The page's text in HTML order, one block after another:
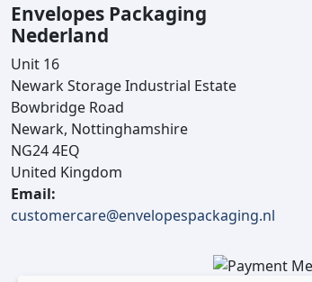
Envelopes Packaging
Nederland
Unit 16
Newark Storage Industrial Estate
Bowbridge Road
Newark, Nottinghamshire
NG24 4EQ
United Kingdom
Email:
customercare@envelopespackaging.nl